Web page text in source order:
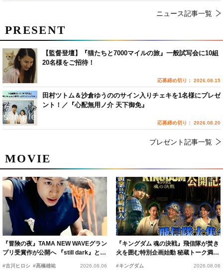
ニュース記事一覧
MOVIE
『冒険の夜』TAMA NEW WAVEグラン
プリ受賞作が公開へ 『still dark』と同
時上映決定
#古川ヒロシ #髙橋雄祐 2026.08.06
『キングダム 魂の決戦』飛信隊が焚き
火を囲む特別企画始動 秘蔵トーク満載
の“キングダムキャンプ”開催
#キングダム 2026.08.06
PRESENT
【監督登壇】『猫たちと7000マイルの旅』一般試写会に10組
20名様をご招待！
応募締め切り： 2026.08.15
田村ツトム＆沙倉ゆうののサイン入りチェキを1名様にプレゼ
ント！／『心配無用ノ介 天下御免』
応募締め切り： 2026.08.20
プレゼント記事一覧